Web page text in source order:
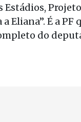
Eliana”. É a
do